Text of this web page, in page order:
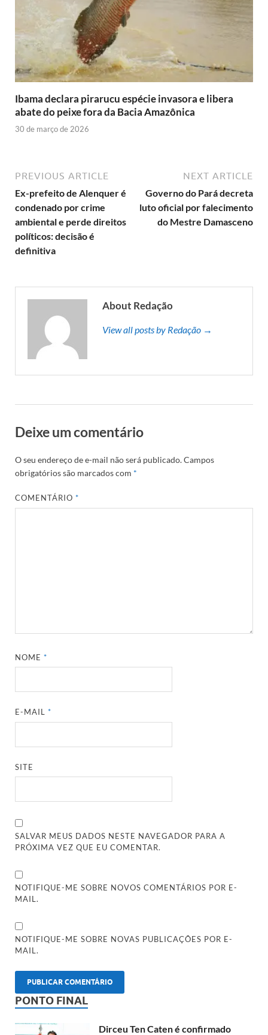
Ibama declara pirarucu espécie invasora e libera
abate do peixe fora da Bacia Amazônica
30 de março de 2026
PREVIOUS ARTICLE
Ex-prefeito de Alenquer é
condenado por crime
ambiental e perde direitos
políticos: decisão é
definitiva
NEXT ARTICLE
Governo do Pará decreta
luto oficial por falecimento
do Mestre Damasceno
About Redação
View all posts by Redação →
Deixe um comentário
O seu endereço de e-mail não será publicado.Campos
obrigatórios são marcados com *
COMENTÁRIO*
NOME*
E-MAIL*
SITE
SALVAR MEUS DADOS NESTE NAVEGADOR PARA A
PRÓXIMA VEZ QUE EU COMENTAR.
NOTIFIQUE-ME SOBRE NOVOS COMENTÁRIOS POR E-
MAIL.
NOTIFIQUE-ME SOBRE NOVAS PUBLICAÇÕES POR E-
MAIL.
PONTO FINAL
Dirceu Ten Caten é confirmado